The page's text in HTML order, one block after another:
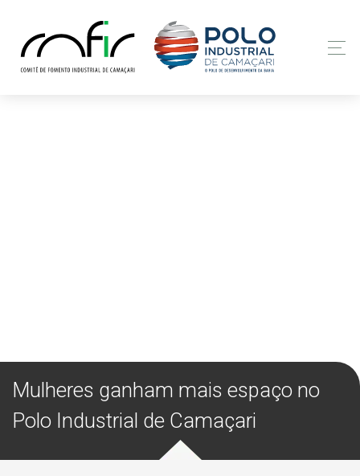
Mulheres ganham mais espaço no
Polo Industrial de Camaçari